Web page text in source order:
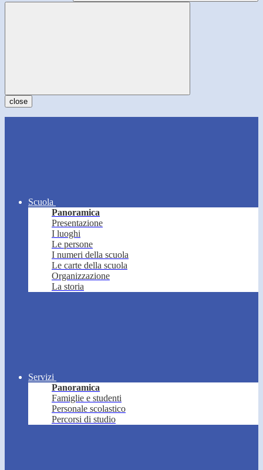
close
Scuola
Panoramica
Presentazione
I luoghi
Le persone
I numeri della scuola
Le carte della scuola
Organizzazione
La storia
Servizi
Panoramica
Famiglie e studenti
Personale scolastico
Percorsi di studio